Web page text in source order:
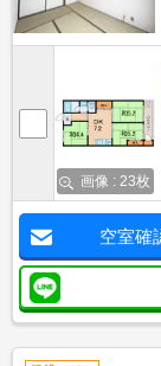
画像 : 23枚
空室確